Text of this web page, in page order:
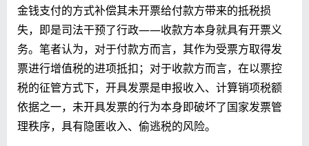
金钱支付的方式补偿其未开票给付款方带来的抵税损
失，即是司法干预了行政——收款方本身就具有开票义
务。笔者认为，对于付款方而言，其作为受票方取得发
票进行增值税的进项抵扣；对于收款方而言，在以票控
税的征管方式下，开具发票是申报收入、计算销项税额
依据之一，未开具发票的行为本身即破坏了国家发票管
理秩序，具有隐匿收入、偷逃税的风险。